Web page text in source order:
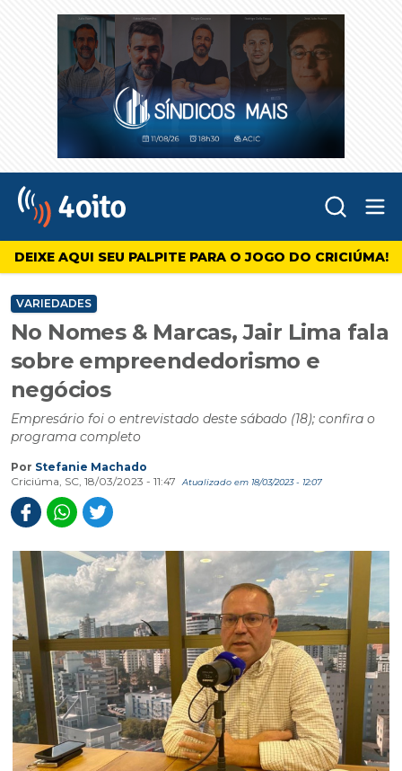
4oito
DEIXE AQUI SEU PALPITE PARA O JOGO DO CRICIÚMA!
VARIEDADES
No Nomes & Marcas, Jair Lima fala
sobre empreendedorismo e
negócios
Empresário foi o entrevistado deste sábado (18); confira o
programa completo
Por Stefanie Machado
Criciúma, SC, 18/03/2023 - 11:47
Atualizado em 18/03/2023 - 12:07